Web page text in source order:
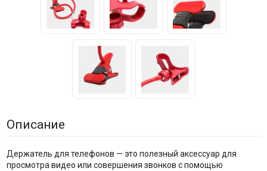
Описание
Держатель для телефонов — это полезный аксессуар для
просмотра видео или совершения звонков с помощью